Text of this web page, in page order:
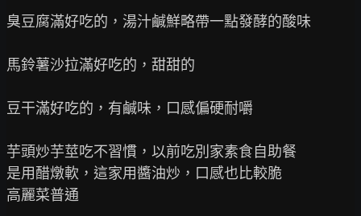
臭豆腐滿好吃的，湯汁鹹鮮略帶一點發酵的酸味
馬鈴薯沙拉滿好吃的，甜甜的
豆干滿好吃的，有鹹味，口感偏硬耐嚼
芋頭炒芋莖吃不習慣，以前吃別家素食自助餐
是用醋燉軟，這家用醬油炒，口感也比較脆
高麗菜普通